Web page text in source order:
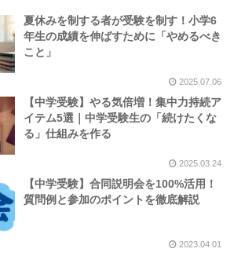
夏休みを制する者が受験を制す！小学6
年生の成績を伸ばすために「やめるべき
こと」
2025.07.06
【中学受験】やる気倍増！集中力持続ア
イテム5選｜中学受験生の「続けたくな
る」仕組みを作る
2025.03.24
【中学受験】合同説明会を100%活用！
質問例と参加のポイントを徹底解説
2023.04.01